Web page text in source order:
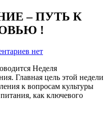
– ПУТЬ К
!
нет
Неделя
Главная цель этой недели
к вопросам культуры
как ключевого